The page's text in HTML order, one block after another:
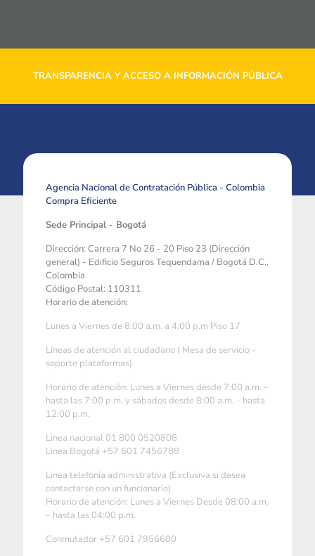
TRANSPARENCIA Y ACCESO A INFORMACIÓN PÚBLICA
Agencia Nacional de Contratación Pública - Colombia
Compra Eficiente
Sede Principal - Bogotá
Dirección: Carrera 7 No 26 - 20 Piso 23 (Dirección
general) - Edificio Seguros Tequendama / Bogotá D.C.,
Colombia
Código Postal: 110311
Horario de atención:
Lunes a Viernes de 8:00 a.m. a 4:00 p.m Piso 17
Líneas de atención al ciudadano ( Mesa de servicio -
soporte plataformas)
Horario de atención: Lunes a Viernes desde 7:00 a.m. –
hasta las 7:00 p.m. y sábados desde 8:00 a.m. - hasta
12:00 p.m.
Linea nacional 01 800 0520808
Linea Bogotá +57 601 7456788
Linea telefonía administrativa (Exclusiva si desea
contactarse con un funcionario)
Horario de atención: Lunes a Viernes Desde 08:00 a.m.
– hasta las 04:00 p.m.
Conmutador +57 601 7956600